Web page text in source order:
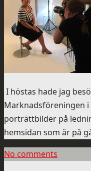
I höstas hade jag
Marknadsföreningen
porträttbilder på
hemsidan som är på
No comments